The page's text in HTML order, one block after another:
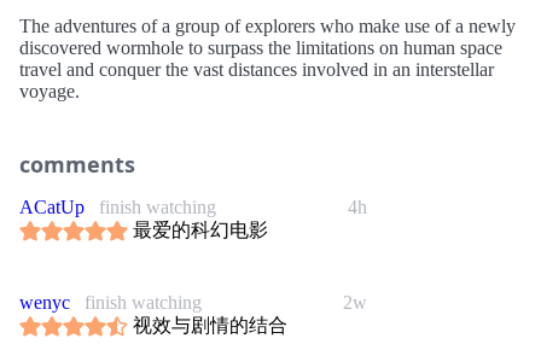
The adventures of a group of explorers who make use of a newly
discovered wormhole to surpass the limitations on human space
travel and conquer the vast distances involved in an interstellar
voyage.
comments
4h
ACatUp
finish watching
最爱的科幻电影
2w
wenyc
finish watching
视效与剧情的结合